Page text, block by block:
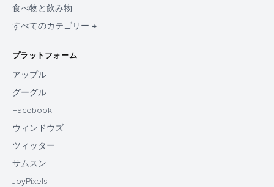
食べ物と飲み物
すべてのカテゴリー →
プラットフォーム
アップル
グーグル
Facebook
ウィンドウズ
ツィッター
サムスン
JoyPixels